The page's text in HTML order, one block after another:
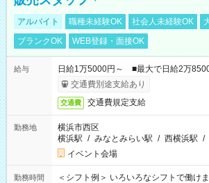
アルバイト 職種未経験OK 社会人未経験OK
ブランクOK
WEB登録・面接OK
給与
日給1万5000円～ ■最大で日給2万8500
交通費別途支給あり
交通費 交通費規定支給
勤務地
横浜市西区
横浜駅 / みなとみらい駅 / 西横浜駅 /
イベント会場
勤務時間
＜シフト例＞ いろいろなシフトで働け